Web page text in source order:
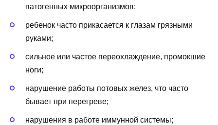
патогенных микроорганизмов;
ребенок часто прикасается к глазам грязными
руками;
сильное или частое переохлаждение, промокшие
ноги;
нарушение работы потовых желез, что часто
бывает при перегреве;
нарушения в работе иммунной системы;